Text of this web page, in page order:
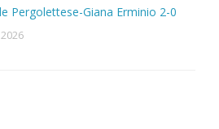
Pergolettese-Giana Erminio 2-0